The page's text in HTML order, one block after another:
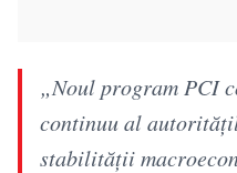
„Noul program PCI
continuu al
stabilității